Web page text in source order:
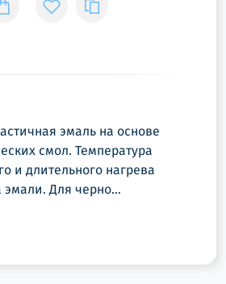
эмаль на основе
смол. Температура
и длительного нагрева
эмали. Для черно...